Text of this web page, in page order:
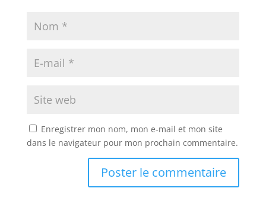
Enregistrer mon nom, mon e-mail et mon site
dans le navigateur pour mon prochain commentaire.